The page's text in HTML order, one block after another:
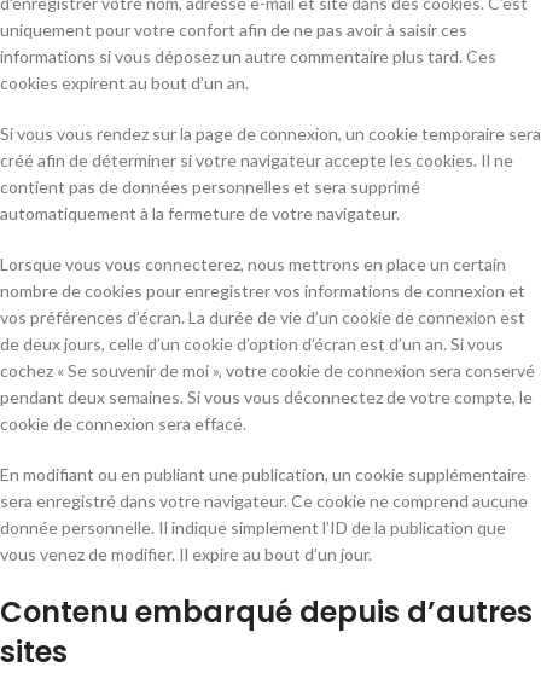
uniquement pour votre confort afin de ne pas avoir à saisir ces
informations si vous déposez un autre commentaire plus tard. Ces
cookies expirent au bout d’un an.
Si vous vous rendez sur la page de connexion, un cookie temporaire sera
créé afin de déterminer si votre navigateur accepte les cookies. Il ne
contient pas de données personnelles et sera supprimé
automatiquement à la fermeture de votre navigateur.
Lorsque vous vous connecterez, nous mettrons en place un certain
nombre de cookies pour enregistrer vos informations de connexion et
vos préférences d’écran. La durée de vie d’un cookie de connexion est
de deux jours, celle d’un cookie d’option d’écran est d’un an. Si vous
cochez « Se souvenir de moi », votre cookie de connexion sera conservé
pendant deux semaines. Si vous vous déconnectez de votre compte, le
cookie de connexion sera effacé.
En modifiant ou en publiant une publication, un cookie supplémentaire
sera enregistré dans votre navigateur. Ce cookie ne comprend aucune
donnée personnelle. Il indique simplement l’ID de la publication que
vous venez de modifier. Il expire au bout d’un jour.
Contenu embarqué depuis d’autres
sites